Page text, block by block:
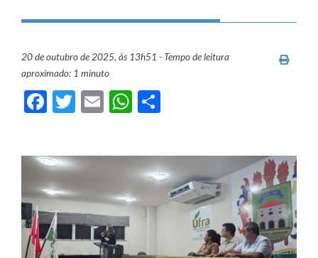
20 de outubro de 2025, às 13h51 - Tempo de leitura
aproximado: 1 minuto
Facebook
Twitter
EmailWhatsApp